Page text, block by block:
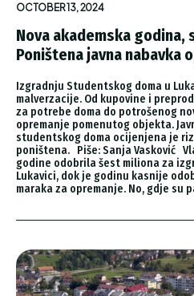
OCTOBER 13, 2024
Nova akademska
Poništena javna nabavka
Izgradnju Studentskog doma u
malverzacije. Od kupovine i
za potrebe doma do potrošenog
opremanje pomenutog objekta.
studentskog doma ocijenjena je
poništena. Piše: Sanja Vasković
godine odobrila šest miliona za
Lukavici, dok je godinu kasnije
maraka za opremanje. No, gdje su